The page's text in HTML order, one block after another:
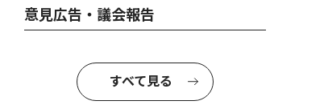
意見広告・議会報告
すべて見る